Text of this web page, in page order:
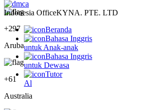
+297
Aruba
+61
Australia
Indonesia OfficeKYNA. PTE. LTD
Beranda
Bahasa Inggris
untuk Anak-anak
Bahasa Inggris
untuk Dewasa
Tutor
Al